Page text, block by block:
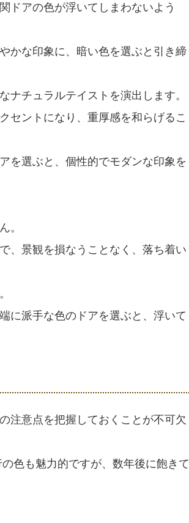
ドアの色が浮いてしまわないよう
かな印象に、暗い色を選ぶと引き締
ナチュラルテイストを演出します。
セントになり、重厚感を和らげるこ
を選ぶと、個性的でモダンな印象を
。
、景観を損なうことなく、落ち着い
に派手な色のドアを選ぶと、浮いて
注意点を把握しておくことが不可欠
色も魅力的ですが、数年後に飽きて